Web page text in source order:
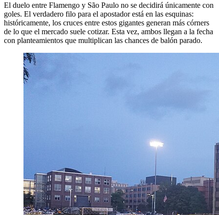
El duelo entre Flamengo y São Paulo no se decidirá únicamente con
goles. El verdadero filo para el apostador está en las esquinas:
históricamente, los cruces entre estos gigantes generan más córners
de lo que el mercado suele cotizar. Esta vez, ambos llegan a la fecha
con planteamientos que multiplican las chances de balón parado.